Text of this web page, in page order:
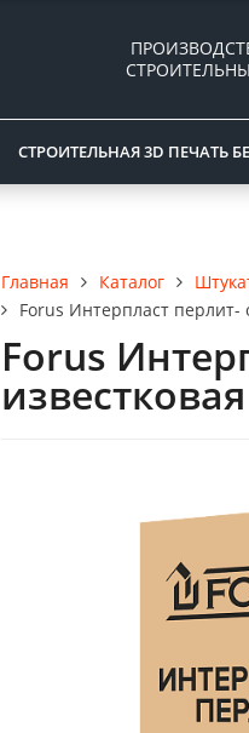
СТРОИТЕЛЬНАЯ 3D ПЕЧАТЬ
Главная Каталог
Forus Интерпласт перлит-
Forus